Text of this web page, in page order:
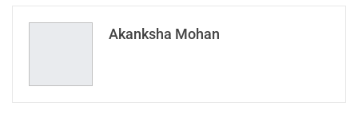
Email
Akanksha Mohan